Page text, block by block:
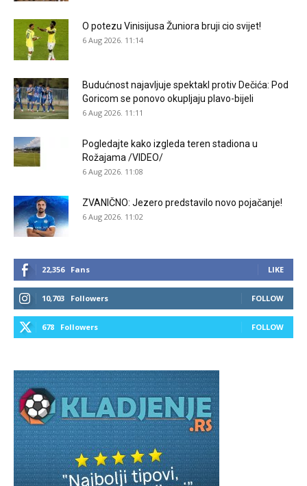
O potezu Vinisijusa Žuniora bruji cio svijet!
6 Aug 2026. 11:14
Budućnost najavljuje spektakl protiv Dečića: Pod
Goricom se ponovo okupljaju plavo-bijeli
6 Aug 2026. 11:11
Pogledajte kako izgleda teren stadiona u
Rožajama /VIDEO/
6 Aug 2026. 11:08
ZVANIČNO: Jezero predstavilo novo pojačanje!
6 Aug 2026. 11:02
22,356 Fans LIKE
10,703 Followers FOLLOW
678 Followers FOLLOW